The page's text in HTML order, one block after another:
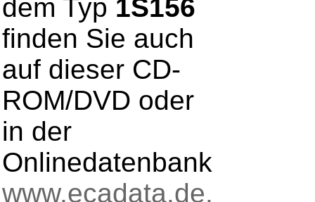
dem Typ 1S156
finden Sie auch
auf dieser CD-
ROM/DVD oder
in der
Onlinedatenbank
www.ecadata.de.